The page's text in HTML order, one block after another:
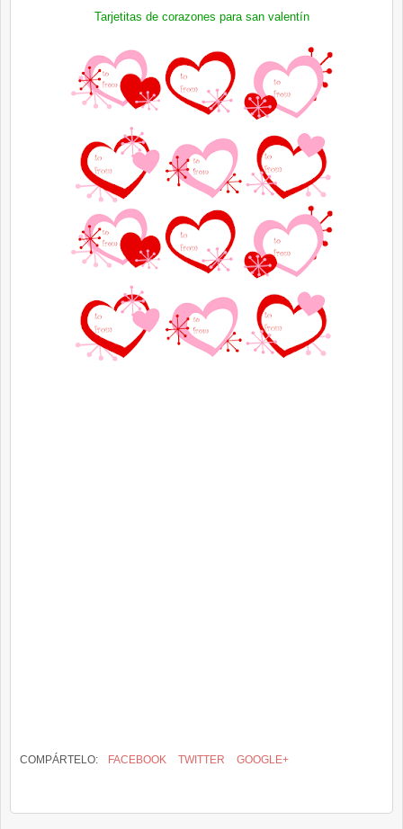
Tarjetitas de corazones para san valentín
COMPÁRTELO: FACEBOOK TWITTER GOOGLE+